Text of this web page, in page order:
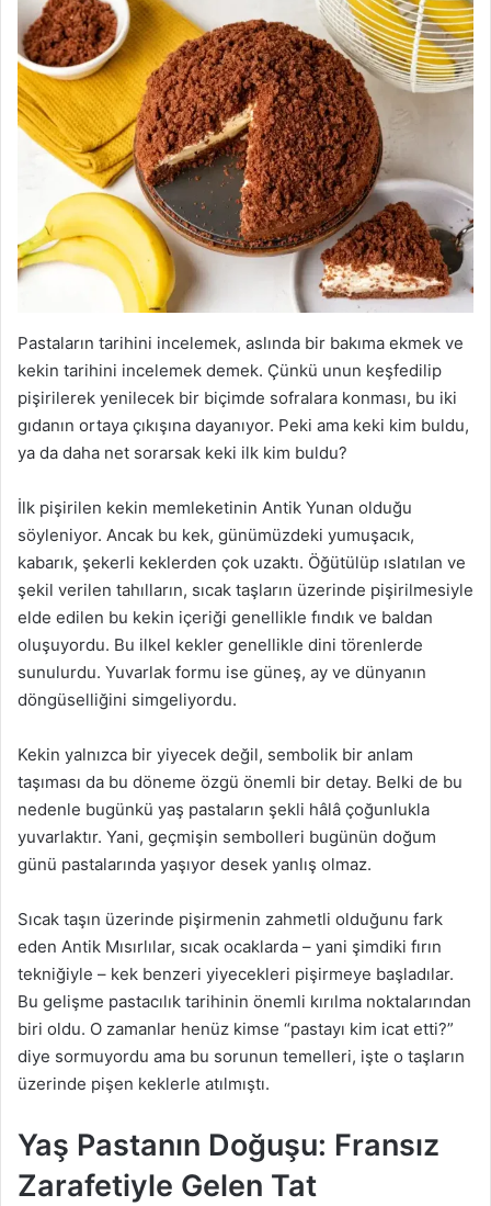
Pastaların tarihini incelemek, aslında bir bakıma ekmek ve
kekin tarihini incelemek demek. Çünkü unun keşfedilip
pişirilerek yenilecek bir biçimde sofralara konması, bu iki
gıdanın ortaya çıkışına dayanıyor. Peki ama keki kim buldu,
ya da daha net sorarsak keki ilk kim buldu?
İlk pişirilen kekin memleketinin Antik Yunan olduğu
söyleniyor. Ancak bu kek, günümüzdeki yumuşacık,
kabarık, şekerli keklerden çok uzaktı. Öğütülüp ıslatılan ve
şekil verilen tahılların, sıcak taşların üzerinde pişirilmesiyle
elde edilen bu kekin içeriği genellikle fındık ve baldan
oluşuyordu. Bu ilkel kekler genellikle dini törenlerde
sunulurdu. Yuvarlak formu ise güneş, ay ve dünyanın
döngüselliğini simgeliyordu.
Kekin yalnızca bir yiyecek değil, sembolik bir anlam
taşıması da bu döneme özgü önemli bir detay. Belki de bu
nedenle bugünkü yaş pastaların şekli hâlâ çoğunlukla
yuvarlaktır. Yani, geçmişin sembolleri bugünün doğum
günü pastalarında yaşıyor desek yanlış olmaz.
Sıcak taşın üzerinde pişirmenin zahmetli olduğunu fark
eden Antik Mısırlılar, sıcak ocaklarda – yani şimdiki fırın
tekniğiyle – kek benzeri yiyecekleri pişirmeye başladılar.
Bu gelişme pastacılık tarihinin önemli kırılma noktalarından
biri oldu. O zamanlar henüz kimse “pastayı kim icat etti?”
diye sormuyordu ama bu sorunun temelleri, işte o taşların
üzerinde pişen keklerle atılmıştı.
Yaş Pastanın Doğuşu: Fransız
Zarafetiyle Gelen Tat